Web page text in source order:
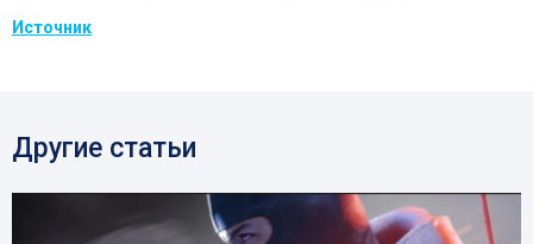
Источник
Другие статьи